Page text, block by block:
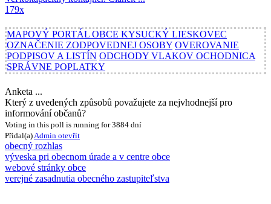
179x
MAPOVÝ PORTÁL OBCE KYSUCKÝ LIESKOVEC
OZNAČENIE ZODPOVEDNEJ OSOBY OVEROVANIE
PODPISOV A LISTÍN ODCHODY VLAKOV OCHODNICA
SPRÁVNE POPLATKY
Anketa ...
Který z uvedených způsobů považujete za nejvhodnejší pro
informování občanů?
Voting in this poll is running for 3884 dní
Přidal(a) Admin otevřít
obecný rozhlas
výveska pri obecnom úrade a v centre obce
webové stránky obce
verejné zasadnutia obecného zastupiteľstva